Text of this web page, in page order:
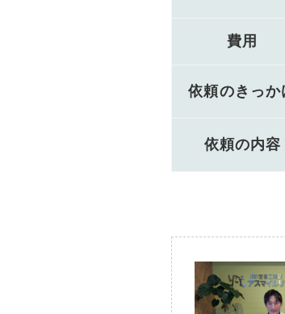
費用
依頼のきっか
依頼の内容